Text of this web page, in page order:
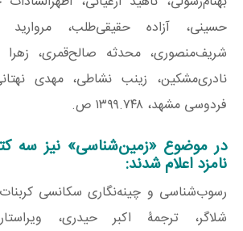
حسینی، آزاده حقیقی‌طلب،
شریف‌منصوری، محدثه صالح‌قمری،
نادری‌مشکین، زینب نشاطی، مهدی
فردوسی مشهد، ۱۳۹۹.۷۴۸ ص.
در موضوع «زمین‌شناسی» نیز سه
نامزد اعلام شدند:
رسوب‌شناسی و چینه‌نگاری سکانسی
شلاگر، ترجمۀ اکبر حیدری،